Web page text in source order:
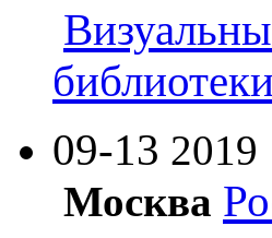
09-13 2019
Москва